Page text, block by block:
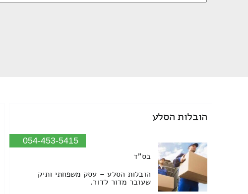
הובלות הסלע
054-453-5415
בס"ד
הובלות הסלע – עסק משפחתי ותיק
שעובר מדור לדור.